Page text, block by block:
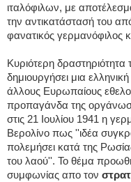
ιταλόφιλων, με
την αντικατάστασή του
φανατικός γερμανόφιλος
Κυριότερη
δημιουργήσει μια
άλλους Ευρωπαίους
προπαγάνδα της
στις 21 Ιουλίου 1941 η
Βερολίνο πως ''ιδέα
πολεμήσει κατά της
του λαού''. Το θέμα
συμφωνίας απο τον